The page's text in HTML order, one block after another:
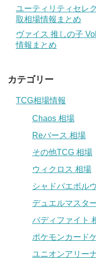
ユーティリティセレ
取相場情報まとめ
ヴァイス 推しの子
情報まとめ
カテゴリー
TCG相場情報
Chaos 相場
Reバース 相場
その他TCG 相場
ウィクロス 相場
シャドバエボル
デュエルマスタ
バディファイト
ポケモンカード
ユニオンアリー